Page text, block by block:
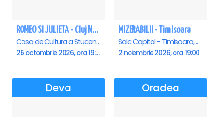
ROMEO SI JULIETA - Cluj Napoca
Casa de Cultura a Studentilor Dumitru Farcas, Cluj-Napoca
26 octombrie 2026, ora 19:00
MIZERABILII - Timisoara
Sala Capitol - Timisoara, Timisoara
2 noiembrie 2026, ora 19:00
Deva Oradea